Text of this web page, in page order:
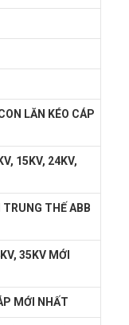
LĂN KÉO CÁP
15KV, 24KV,
TRUNG THẾ ABB
35KV MỚI
MỚI NHẤT